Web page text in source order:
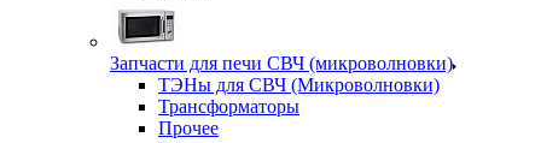
Запчасти для печи СВЧ (микроволновки)
ТЭНы для СВЧ (Микроволновки)
Трансформаторы
Прочее